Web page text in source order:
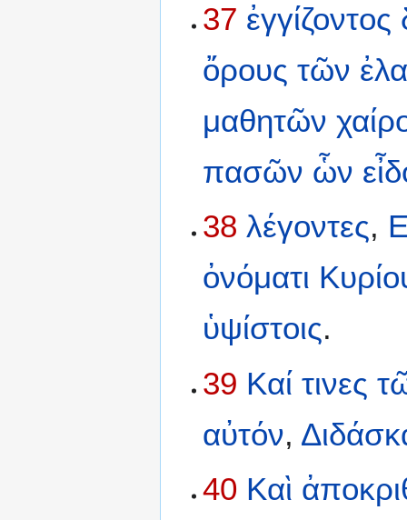
37 ἐγγίζοντος
ὄρους τῶν
μαθητῶν
πασῶν ὧν
38 λέγοντες,
ὀνόματι
ὑψίστοις.
39 Καί τινες
αὐτόν,
40 Καὶ